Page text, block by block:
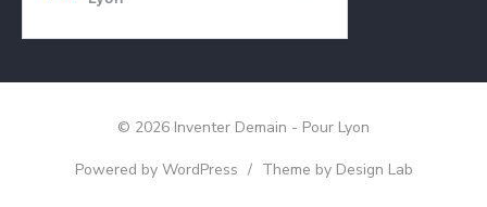
© 2026 Inventer Demain - Pour Lyon
Powered by WordPress / Theme by Design Lab